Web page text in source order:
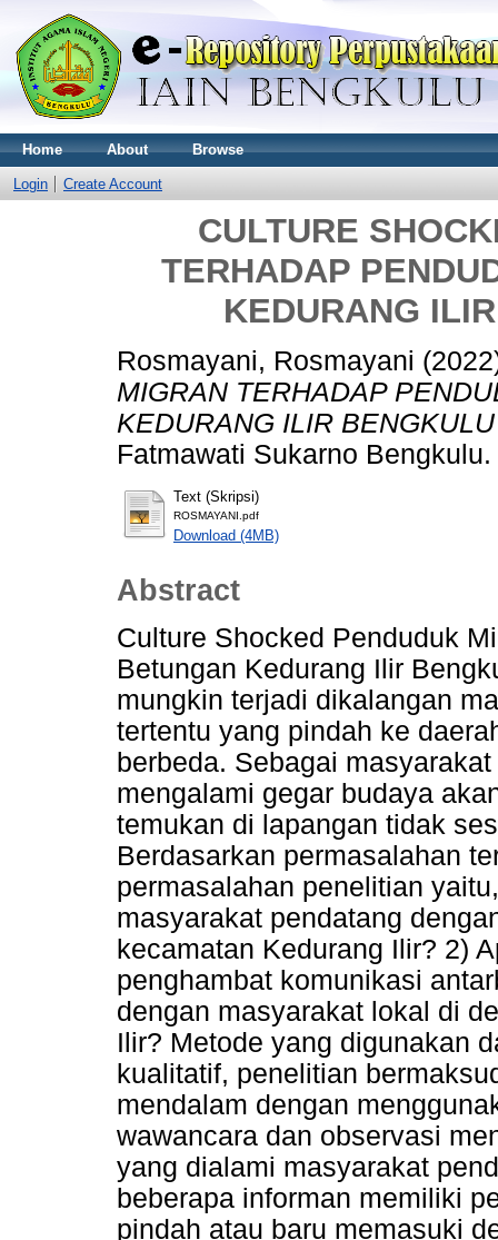
Home About Browse
Login Create Account
CULTURE
TERHADAP
KEDURANG
Rosmayani, Rosmayani
MIGRAN TERHADAP
KEDURANG ILIR
Fatmawati Sukarno Bengkulu.
Text (Skripsi)
ROSMAYANI.pdf
Download (4MB)
Abstract
Culture Shocked Penduduk
Betungan Kedurang Ilir
mungkin terjadi dikalangan
tertentu yang pindah ke
berbeda. Sebagai
mengalami gegar budaya
temukan di lapangan tidak
Berdasarkan permasalahan
permasalahan penelitian
masyarakat pendatang
kecamatan Kedurang Ilir? 2)
penghambat komunikasi
dengan masyarakat lokal di
Ilir? Metode yang digunakan
kualitatif, penelitian
mendalam dengan
wawancara dan observasi
yang dialami masyarakat
beberapa informan memiliki
pindah atau baru memasuki